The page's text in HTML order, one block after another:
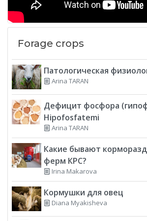
Forage crops
Патологическая
Arina TARAN
Дефицит фосфора
Hipofosfatemi
Arina TARAN
Какие бывают
ферм КРС?
Irina Makarova
Кормушки для овец
Diana Myakisheva